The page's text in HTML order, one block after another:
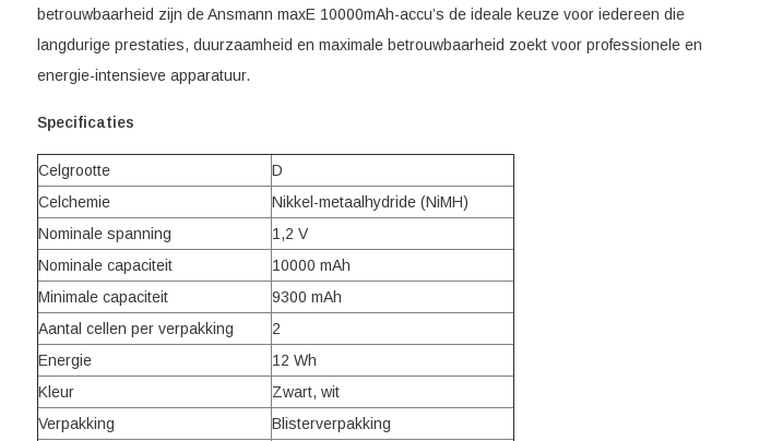
betrouwbaarheid zijn de Ansmann maxE 10000mAh-accu’s de ideale keuze voor iedereen die
langdurige prestaties, duurzaamheid en maximale betrouwbaarheid zoekt voor professionele en
energie-intensieve apparatuur.
Specificaties
Celgrootte
D
Celchemie
Nikkel-metaalhydride (NiMH)
Nominale spanning
1,2 V
Nominale capaciteit
10000 mAh
Minimale capaciteit
9300 mAh
Aantal cellen per verpakking
2
Energie
12 Wh
Kleur
Zwart, wit
Verpakking
Blisterverpakking